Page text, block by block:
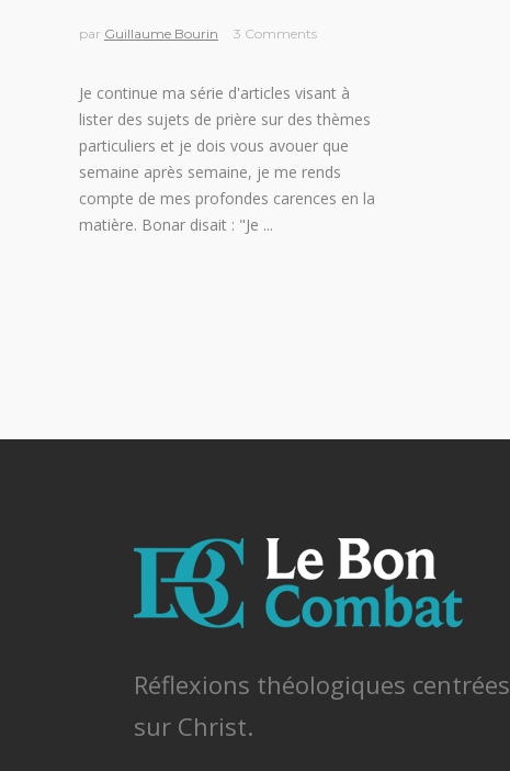
par Guillaume Bourin 3 Comments
Je continue ma série d'articles visant à
lister des sujets de prière sur des thèmes
particuliers et je dois vous avouer que
semaine après semaine, je me rends
compte de mes profondes carences en la
matière. Bonar disait : "Je
Réflexions théologiques centrées
sur Christ.